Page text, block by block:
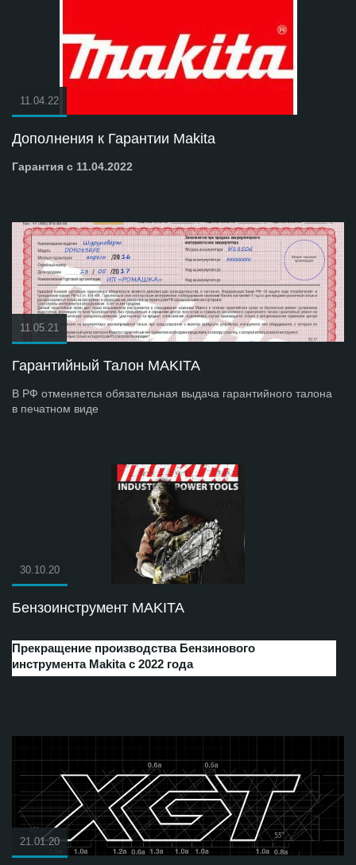
11.04.22
Дополнения к Гарантии Makita
Гарантия с 11.04.2022
11.05.21
Гарантийный Талон MAKITA
В РФ отменяется обязательная выдача гарантийного талона
в печатном виде
30.10.20
Бензоинструмент MAKITA
Прекращение производства Бензинового
инструмента Makita с 2022 года
21.01.20